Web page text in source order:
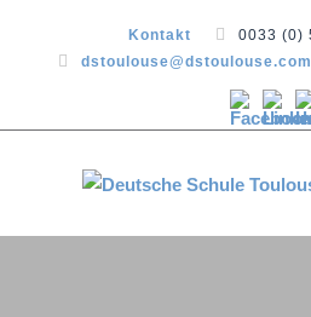
Kontakt
0033 (0)
dstoulouse@dstoulouse.com